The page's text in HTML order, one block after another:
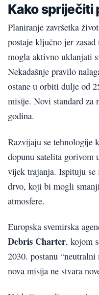
Kako spriječiti
Planiranje završetka
postaje ključno jer
mogla aktivno uklanjati
Nekadašnje pravilo
ostane u orbiti dulje od
misije. Novi standard za
godina.
Razvijaju se tehnologije
dopunu satelita
vijek trajanja. Ispituju
drvo, koji bi mogli
atmosfere.
Europska svemirska
Debris Charter, kojom
2030. postanu “neutralni
nova misija ne stvara